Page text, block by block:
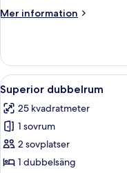
Mer information
Mer
dubbelrum
Öppna
alla
foton
för
Superior
dubbelrum
8
Superior dubbelrum
25 kvadratmeter
1 sovrum
2 sovplatser
1 dubbelsäng